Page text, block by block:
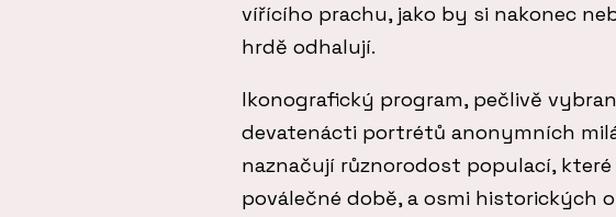
vířícího prachu, jako by si nakonec
hrdě odhalují.
Ikonografický program, pečlivě
devatenácti portrétů anonymních
naznačují různorodost populací,
poválečné době, a osmi historických